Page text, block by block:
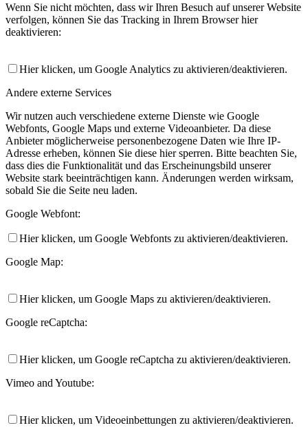
Wenn Sie nicht möchten, dass wir Ihren Besuch auf unserer Website
verfolgen, können Sie das Tracking in Ihrem Browser hier
deaktivieren:
Hier klicken, um Google Analytics zu aktivieren/deaktivieren.
Andere externe Services
Wir nutzen auch verschiedene externe Dienste wie Google
Webfonts, Google Maps und externe Videoanbieter. Da diese
Anbieter möglicherweise personenbezogene Daten wie Ihre IP-
Adresse erheben, können Sie diese hier sperren. Bitte beachten Sie,
dass dies die Funktionalität und das Erscheinungsbild unserer
Website stark beeinträchtigen kann. Änderungen werden wirksam,
sobald Sie die Seite neu laden.
Google Webfont:
Hier klicken, um Google Webfonts zu aktivieren/deaktivieren.
Google Map:
Hier klicken, um Google Maps zu aktivieren/deaktivieren.
Google reCaptcha:
Hier klicken, um Google reCaptcha zu aktivieren/deaktivieren.
Vimeo and Youtube:
Hier klicken, um Videoeinbettungen zu aktivieren/deaktivieren.